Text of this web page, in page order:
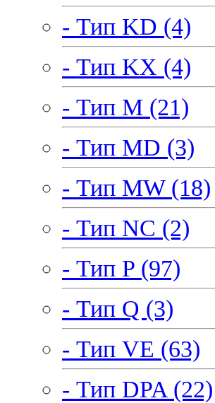
- Тип KD (4)
- Тип KX (4)
- Тип M (21)
- Тип MD (3)
- Тип MW (18)
- Тип NC (2)
- Тип P (97)
- Тип Q (3)
- Тип VE (63)
- Тип DPA (22)